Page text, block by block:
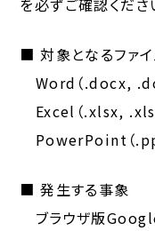
■ 対象となるファ
Word（.docx,
Excel（.xlsx, .xls
PowerPoint（
■ 発生する事象
ブラウザ版